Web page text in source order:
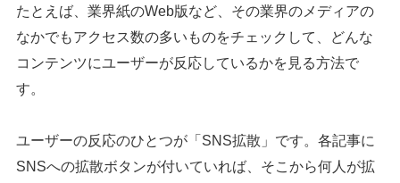
たとえば、業界紙のWeb版など、その業界のメディアの
なかでもアクセス数の多いものをチェックして、どんな
コンテンツにユーザーが反応しているかを見る方法で
す。
ユーザーの反応のひとつが「SNS拡散」です。各記事に
SNSへの拡散ボタンが付いていれば、そこから何人が拡